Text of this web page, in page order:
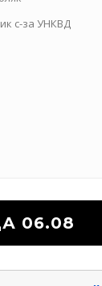
с-за УНКВД
06.08